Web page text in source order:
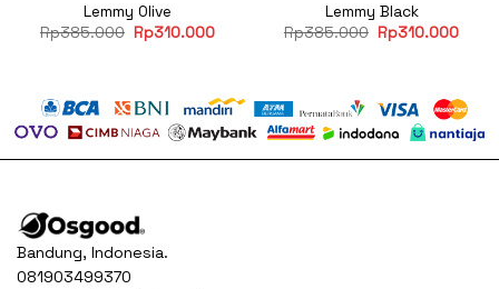
Lemmy Olive
Rp385.000 Original
price
Rp310.000Current
Lemmy Black
Rp385.000 Original
price
Rp310.000
Bandung, Indonesia.
081903499370